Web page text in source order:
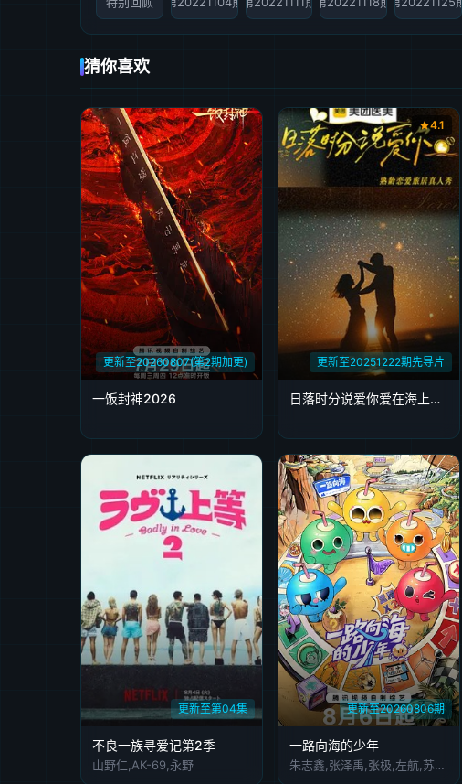
猜你喜欢
更新至20260807(第2期加更)
一饭封神2026
更新至20251222期先导片
4.1
日落时分说爱你爱在海上日出时
更新至第04集
不良一族寻爱记第2季
山野仁,AK-69,永野
更新至20260806期
一路向海的少年
朱志鑫,张泽禹,张极,左航,苏新皓,陆虎,李飞,阎鹤祥